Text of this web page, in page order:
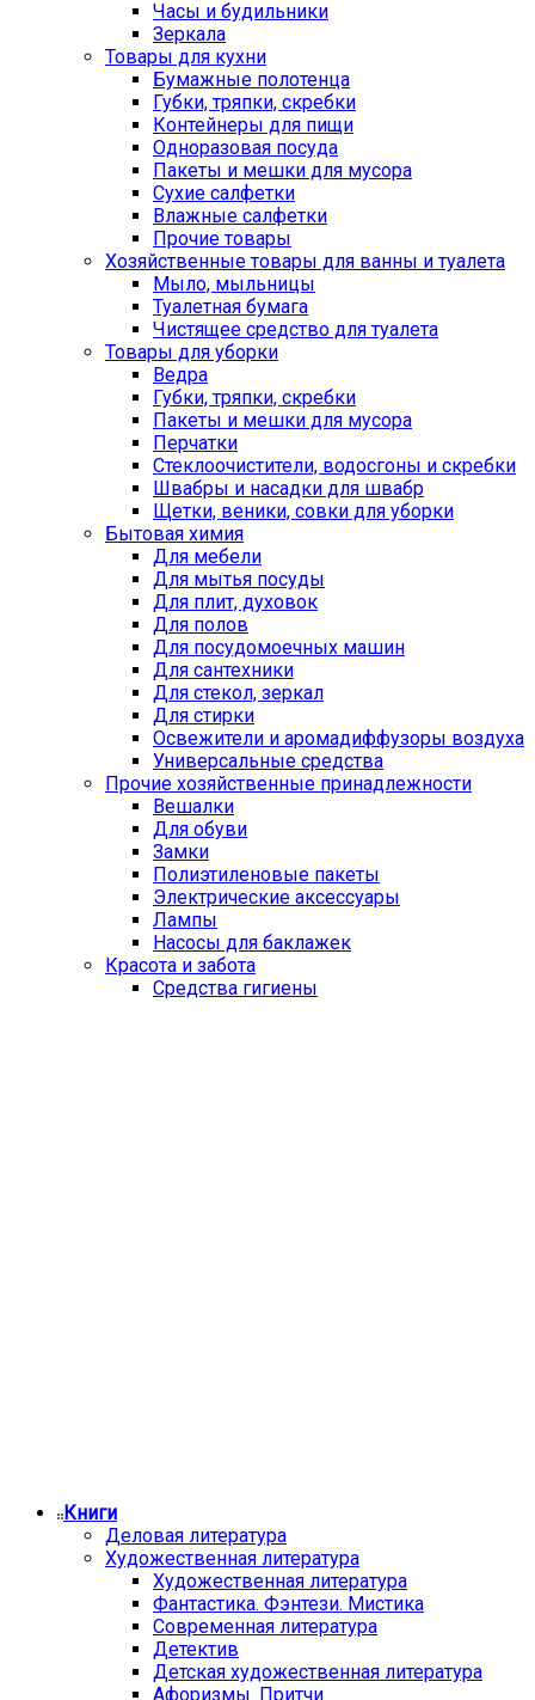
Часы и будильники
Зеркала
Товары для кухни
Бумажные полотенца
Губки, тряпки, скребки
Контейнеры для пищи
Одноразовая посуда
Пакеты и мешки для мусора
Сухие салфетки
Влажные салфетки
Прочие товары
Хозяйственные товары для ванны и туалета
Мыло, мыльницы
Туалетная бумага
Чистящее средство для туалета
Товары для уборки
Ведра
Губки, тряпки, скребки
Пакеты и мешки для мусора
Перчатки
Стеклоочистители, водосгоны и скребки
Швабры и насадки для швабр
Щетки, веники, совки для уборки
Бытовая химия
Для мебели
Для мытья посуды
Для плит, духовок
Для полов
Для посудомоечных машин
Для сантехники
Для стекол, зеркал
Для стирки
Освежители и аромадиффузоры воздуха
Универсальные средства
Прочие хозяйственные принадлежности
Вешалки
Для обуви
Замки
Полиэтиленовые пакеты
Электрические аксессуары
Лампы
Насосы для баклажек
Красота и забота
Средства гигиены
Книги
Деловая литература
Художественная литература
Художественная литература
Фантастика. Фэнтези. Мистика
Современная литература
Детектив
Детская художественная литература
Афоризмы. Притчи